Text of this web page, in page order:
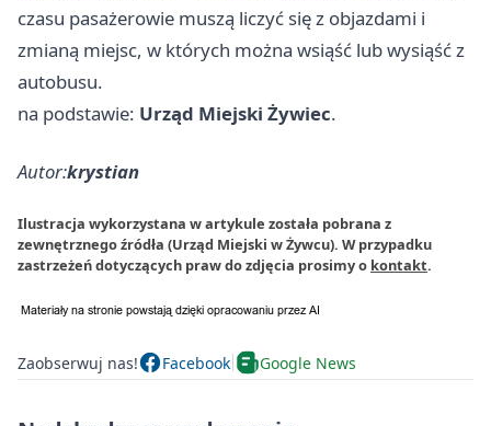
czasu pasażerowie muszą liczyć się z objazdami i
zmianą miejsc, w których można wsiąść lub wysiąść z
autobusu.
na podstawie: Urząd Miejski Żywiec.
Autor:krystian
Ilustracja wykorzystana w artykule została pobrana z
zewnętrznego źródła (Urząd Miejski w Żywcu). W przypadku
zastrzeżeń dotyczących praw do zdjęcia prosimy o kontakt.
Zaobserwuj nas! Facebook Google News